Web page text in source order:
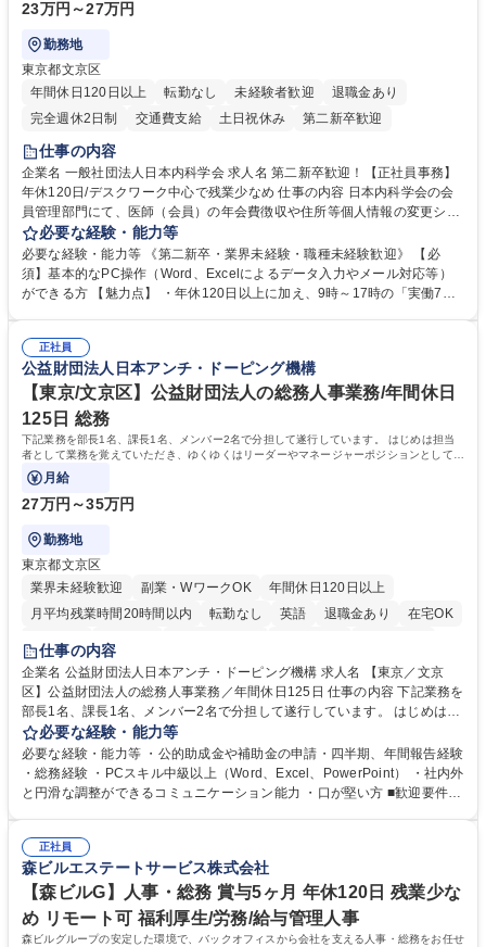
23万円～27万円
勤務地
東京都文京区
年間休日120日以上
転勤なし 未経験者歓迎
退職金あり
完全週休2日制
交通費支給 土日祝休み 第二新卒歓迎
仕事の内容
企業名 一般社団法人日本内科学会 求人名 第二新卒歓迎！【正社員事務】
年休120日/デスクワーク中心で残業少なめ 仕事の内容 日本内科学会の会
員管理部門にて、医師（会員）の年会費徴収や住所等個人情報の変更シス
テム入力、電話・FAX対応をお任せします。将来的には、各種委員会の運
営事務局業務などにも幅広く携わっていただきます。 【会員管理・データ
入力業務】 ・医師（会員）の住所変更、個人情報のシステム登録・更新
・年会費の徴収管理や入金データの照合確認 【問い合わせ対応】 ・会員
年休120日/デスクワーク中心で残業少なめ
必要な経験・能力等
必要な経験・能力等 《第二新卒・業界未経験・職種未経験歓迎》 【必
須】基本的なPC操作（Word、Excelによるデータ入力やメール対応等）
ができる方 【魅力点】 ・年休120日以上に加え、9時～17時の「実働7時
整、資料作成、当日の運営サポート 学歴・資格 学歴：大学院 大学 語学
力： 資格：
正社員
公益財団法人日本アンチ・ドーピング機構
【東京/文京区】公益財団法人の総務人事業務/年間休日
125日 総務
下記業務を部長1名、課長1名、メンバー2名で分担して遂行しています。 はじめは担当
者として業務を覚えていただき、ゆくゆくはリーダーやマネージャーポジションとして活
躍いただくことを期待しています。
月給
27万円～35万円
勤務地
東京都文京区
業界未経験歓迎
副業・WワークOK
年間休日120日以上
月平均残業時間20時間以内
転勤なし 英語 退職金あり
在宅OK
賞与あり
育休あり
食事補助あり
仕事の内容
企業名 公益財団法人日本アンチ・ドーピング機構 求人名 【東京／文京
区】公益財団法人の総務人事業務／年間休日125日 仕事の内容 下記業務を
部長1名、課長1名、メンバー2名で分担して遂行しています。 はじめは担
当者として業務を覚えていただき、ゆくゆくはリーダーやマネージャーポ
ジションとして活躍いただくことを期待しています。 【総務・人事グルー
プの業務内容】 ・人事制度関連 ・採用活動 ・教育研修の企画、実行 ・勤
怠管理 ・官公庁への各種提出 ・法定の会議運営（評議員会、理事会） ・
管理 ・福利厚生関連 ・職員からの問合せ、相談対応 ・その他日常の総務
業務全般 募集職種 【東京／文京区】公益財団法人の総務人事業務／年間
休日125日
必要な経験・能力等
必要な経験・能力等 ・公的助成金や補助金の申請・四半期、年間報告経験
・総務経験 ・PCスキル中級以上（Word、Excel、PowerPoint） ・社内外
と円滑な調整ができるコミュニケーション能力 ・口が堅い方 ■歓迎要件
正社員
森ビルエステートサービス株式会社
【森ビルG】人事・総務 賞与5ヶ月 年休120日 残業少な
め リモート可 福利厚生/労務/給与管理人事
森ビルグループの安定した環境で、バックオフィスから会社を支える人事・総務をお任せ